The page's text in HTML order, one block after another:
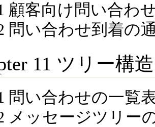
顧客向け問い合わ
問い合わせ到着の
11 ツリー構造
問い合わせの一覧
メッセージツリー